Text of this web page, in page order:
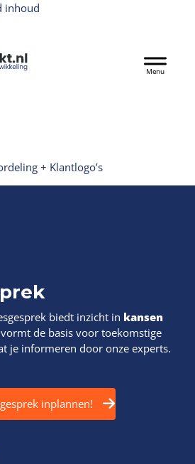
inhoud
Header
+ Klantlogo’s
biedt inzicht in kansen
de basis voor toekomstige
je informeren door onze experts.
inplannen!